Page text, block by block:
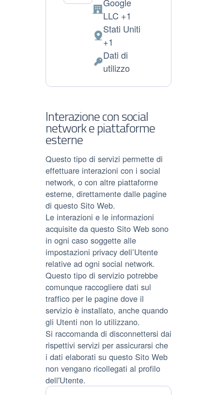
Azienda:
LLC +1
Luogo
del
trattamento:
Stati Uniti
+1
Dati
Dati di
utilizzo
Interazione con social
network e piattaforme
esterne
Questo tipo di servizi permette di
effettuare interazioni con i social
network, o con altre piattaforme
esterne, direttamente dalle pagine
di questo Sito Web.
Le interazioni e le informazioni
acquisite da questo Sito Web sono
in ogni caso soggette alle
impostazioni privacy dell’Utente
relative ad ogni social network.
Questo tipo di servizio potrebbe
comunque raccogliere dati sul
traffico per le pagine dove il
servizio è installato, anche quando
gli Utenti non lo utilizzano.
Si raccomanda di disconnettersi dai
rispettivi servizi per assicurarsi che
i dati elaborati su questo Sito Web
non vengano ricollegati al profilo
dell'Utente.